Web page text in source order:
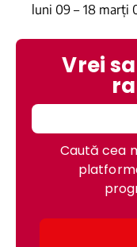
luni 09 – 18 marți
Vrei
Caută cea